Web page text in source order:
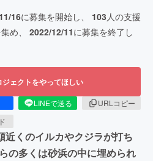
16に募集を開始し、 103 人の支援
め、 2022/12/11に募集を終了し
ジェクトをやってほしい
LINEで送る
URLコピー
近くのイルカやクジラが打ち
の多くは砂浜の中に埋められ